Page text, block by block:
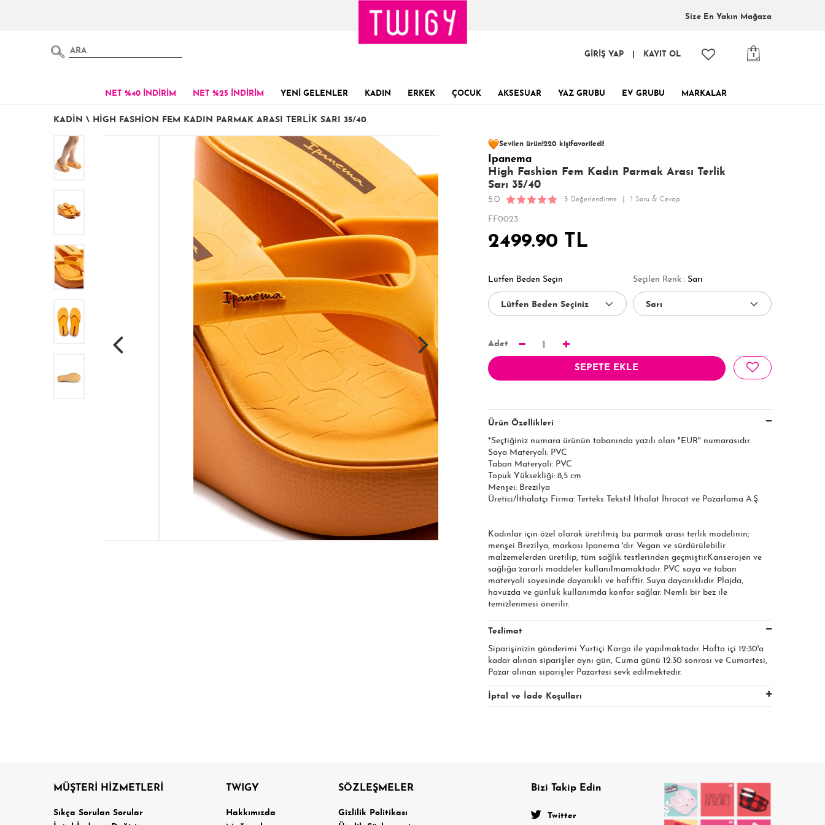
Size En Yakın Mağaza
1
GİRİŞ YAP KAYIT OL
NET %40 İNDİRİM NET %25 İNDİRİM YENİ GELENLER KADIN ERKEK ÇOCUK AKSESUAR YAZ GRUBU EV GRUBU MARKALAR
KADIN \ HIGH FASHION FEM KADIN PARMAK ARASI TERLIK SARI 35/40
Sevilen ürün!220 kişifavoriledi!
Son 1 Günde
Son 24 Saatte
Ipanema
High Fashion Fem Kadın Parmak Arası Terlik
Sarı 35/40
5.0 3 Değerlendirme 1 Soru & Cevap
FF0023
2499.90 TL
Lütfen Beden Seçin Seçilen Renk : Sarı
Adet 1
SEPETE EKLE
Ürün Özellikleri
*Seçtiğiniz numara ürünün tabanında yazılı olan "EUR" numarasıdır.
Saya Materyali: PVC
Taban Materyali: PVC
Topuk Yüksekliği: 8,5 cm
Menşei: Brezilya
Üretici/İthalatçı Firma: Terteks Tekstil İthalat İhracat ve Pazarlama A.Ş.
Kadınlar için özel olarak üretilmiş bu parmak arası terlik modelinin;
menşei Brezilya, markası Ipanema 'dır. Vegan ve sürdürülebilir
malzemelerden üretilip, tüm sağlık testlerinden geçmiştir.Kanserojen ve
sağlığa zararlı maddeler kullanılmamaktadır. PVC saya ve taban
materyali sayesinde dayanıklı ve hafiftir. Suya dayanıklıdır. Plajda,
havuzda ve günlük kullanımda konfor sağlar. Nemli bir bez ile
temizlenmesi önerilir.
Teslimat
Siparişinizin gönderimi Yurtiçi Kargo ile yapılmaktadır. Hafta içi 12:30'a
kadar alınan siparişler aynı gün, Cuma günü 12:30 sonrası ve Cumartesi,
Pazar alınan siparişler Pazartesi sevk edilmektedir.
İptal ve İade Koşulları
MÜŞTERİ HİZMETLERİ
Sıkça Sorulan Sorular
TWIGY
Hakkımızda
SÖZLEŞMELER
Gizlilik Politikası
Bizi Takip Edin
Twitter